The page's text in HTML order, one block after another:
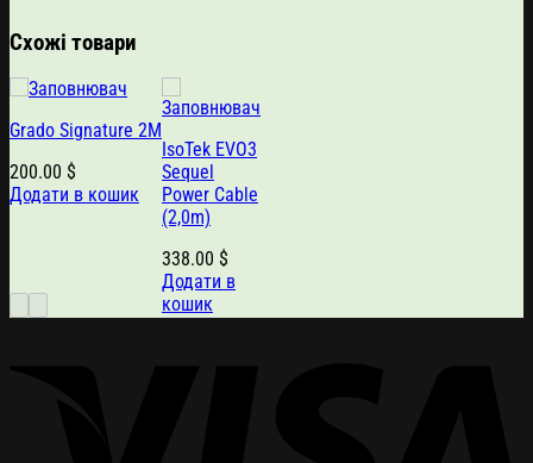
Схожі товари
Grado Signature 2M
200.00 $
Додати в кошик
IsoTek EVO3
Sequel
Power Cable
(2,0m)
338.00 $
Додати в
кошик